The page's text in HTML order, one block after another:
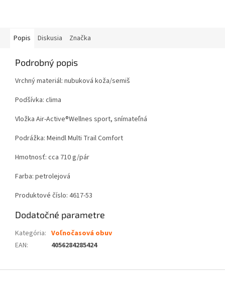
Popis Diskusia Značka
Podrobný popis
Vrchný materiál: nubuková koža/semiš
Podšívka: clima
Vložka Air-Active®Wellnes sport, snímateľná
Podrážka: Meindl Multi Trail Comfort
Hmotnosť: cca 710 g/pár
Farba: petrolejová
Produktové číslo: 4617-53
Dodatočné parametre
Kategória: Voľnočasová obuv
EAN: 4056284285424